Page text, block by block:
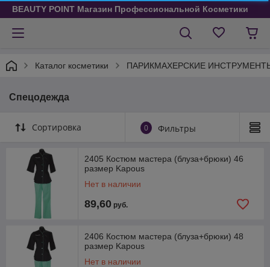
BEAUTY POINT Магазин Профессиональной Косметики
Каталог косметики ПАРИКМАХЕРСКИЕ
Спецодежда
Сортировка 0 Фильтры
2405 Костюм мастера (блуза+брюки) 46
размер Kapous
Нет в наличии
89,60 руб.
2406 Костюм мастера (блуза+брюки) 48
размер Kapous
Нет в наличии